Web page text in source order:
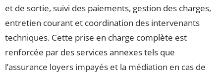
et de sortie, suivi des paiements, gestion des charges,
entretien courant et coordination des intervenants
techniques. Cette prise en charge complète est
renforcée par des services annexes tels que
l’assurance loyers impayés et la médiation en cas de